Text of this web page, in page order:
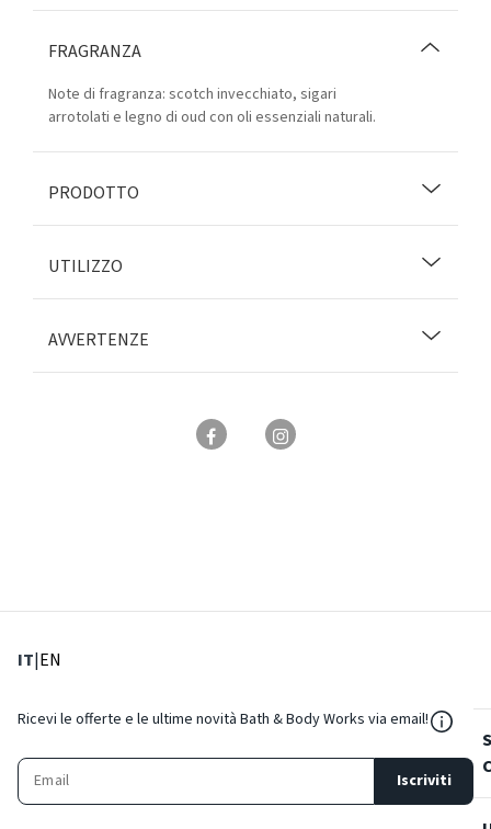
FRAGRANZA
Note di fragranza: scotch invecchiato, sigari
arrotolati e legno di oud con oli essenziali naturali.
PRODOTTO
UTILIZZO
AVVERTENZE
IT: Lingua corrente
|EN
Ricevi le offerte e le ultime novità Bath & Body Works via email!
Iscriviti